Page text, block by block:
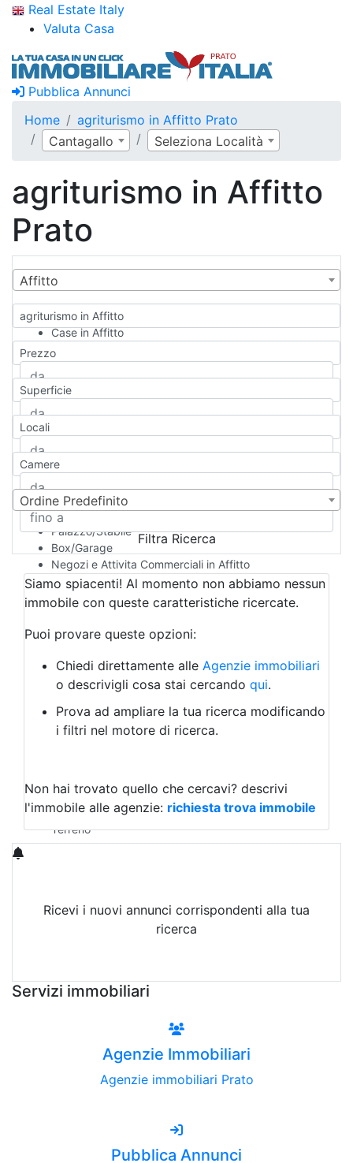
Real Estate Italy
Valuta Casa
Pubblica Annunci
Home
agriturismo in Affitto Prato
Cantagallo
Seleziona Località
agriturismo in Affitto
Prato
Affitto
agriturismo in Affitto
Case in Affitto
Qualsiasi
Appartamento
Casa indipendente
Casa Semi-indipendente
Attico/Mansarda
Rustico/Casale
Camera d'Albergo
Multiproprietà
Palazzo/Stabile
Box/Garage
Negozi e Attivita Commerciali in Affitto
Qualsiasi
Attività/Licenza Commerciale
Azienda Agricola
Bar/Ristorante
Albergo
Laboratorio Artigianale
Negozio/locale commerciale
Agriturismo
Magazzini
Qualsiasi
Terreno edificabile
Terreno
Prezzo
Superficie
Locali
Camere
Ordine Predefinito
Filtra Ricerca
Siamo spiacenti! Al momento non abbiamo nessun
immobile con queste caratteristiche ricercate.
Puoi provare queste opzioni:
Chiedi direttamente alle Agenzie immobiliari
o descrivigli cosa stai cercando qui.
Prova ad ampliare la tua ricerca modificando
i filtri nel motore di ricerca.
Non hai trovato quello che cercavi? descrivi
l'immobile alle agenzie: richiesta trova immobile
Ricevi i nuovi annunci corrispondenti alla tua
ricerca
Servizi immobiliari
Agenzie Immobiliari
Agenzie immobiliari Prato
Pubblica Annunci